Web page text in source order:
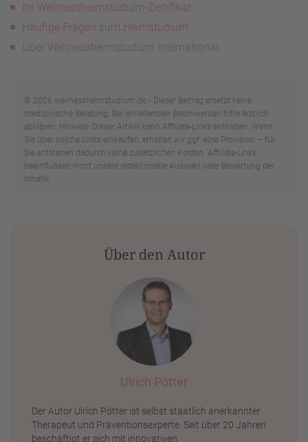
Ihr Wellnessheimstudium-Zertifikat
Häufige Fragen zum Heimstudium
Über Wellnessheimstudium International
© 2026 wellnessheimstudium.de • Dieser Beitrag ersetzt keine
medizinische Beratung. Bei anhaltenden Beschwerden bitte ärztlich
abklären. Hinweis: Dieser Artikel kann Affiliate-Links enthalten. Wenn
Sie über solche Links einkaufen, erhalten wir ggf. eine Provision – für
Sie entstehen dadurch keine zusätzlichen Kosten. Affiliate-Links
beeinflussen nicht unsere redaktionelle Auswahl oder Bewertung der
Inhalte.
Über den Autor
Ulrich Pötter
Der Autor Ulrich Pötter ist selbst staatlich anerkannter
Therapeut und Präventionsexperte. Seit über 20 Jahren
beschäftigt er sich mit innovativen